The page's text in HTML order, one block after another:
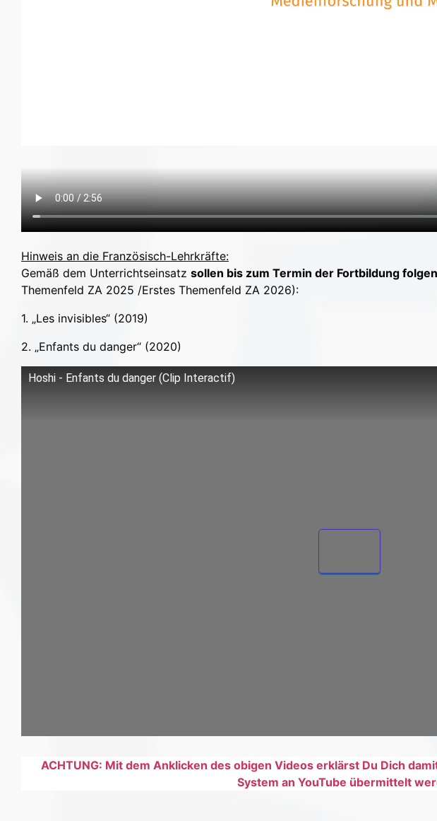
Hinweis an die Französisch-Lehrkräfte:
Gemäß dem Unterrichtseinsatz sollen bis zum Termin der Fortbildung
Themenfeld ZA 2025 /Erstes Themenfeld ZA 2026):
1. „Les invisibles“ (2019)
2. „Enfants du danger“ (2020)
Hoshi - Enfants du danger (Clip Interactif)
ACHTUNG: Mit dem Anklicken des obigen Videos erklärst Du Dich
System an YouTube übermittelt